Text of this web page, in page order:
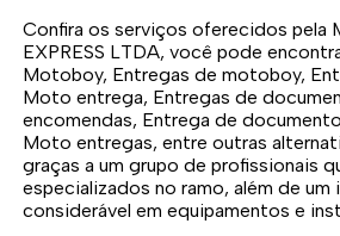
Confira os serviços oferecidos pela
EXPRESS LTDA, você pode
Motoboy, Entregas de motoboy,
Moto entrega, Entregas de
encomendas, Entrega de
Moto entregas, entre outras
graças a um grupo de profissionais
especializados no ramo, além de
considerável em equipamentos e